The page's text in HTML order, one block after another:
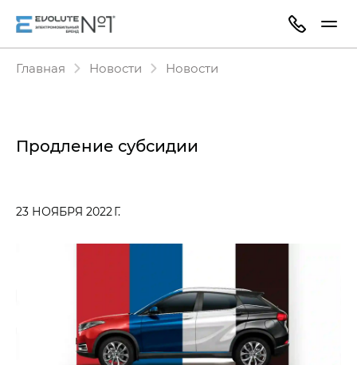
Главная Новости Новости
Продление субсидии
23 НОЯБРЯ 2022 Г.